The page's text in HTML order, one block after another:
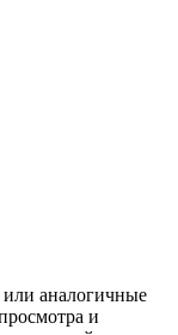
аналогичные
и